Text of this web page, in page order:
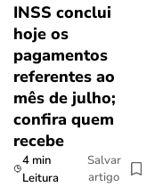
INSS conclui
hoje os
pagamentos
referentes ao
mês de julho;
confira quem
recebe
4 min
Leitura
Salvar
artigo